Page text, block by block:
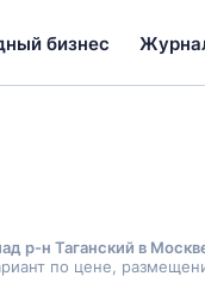
бизнес
р-н Таганский в
по цене,